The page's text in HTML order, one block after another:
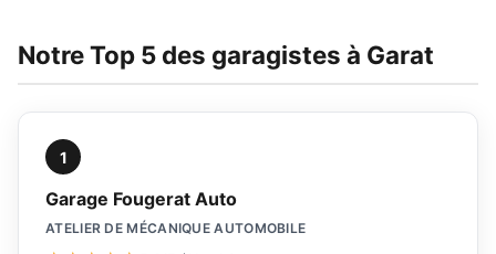
Notre Top 5 des garagistes à Garat
1
Garage Fougerat Auto
ATELIER DE MÉCANIQUE AUTOMOBILE